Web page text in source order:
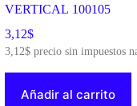
VERTICAL 100105
3,12$
3,12$precio sin impuestos
Añadir al carrito